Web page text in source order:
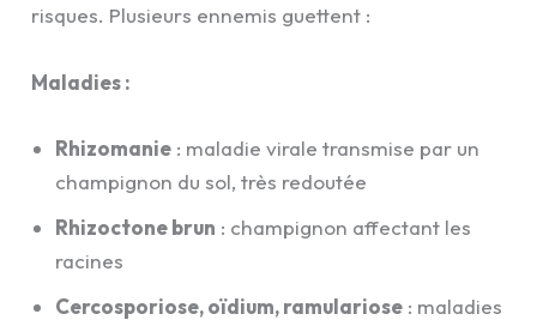
risques. Plusieurs ennemis guettent :
Maladies :
Rhizomanie : maladie virale transmise par un
champignon du sol, très redoutée
Rhizoctone brun : champignon affectant les
racines
Cercosporiose, oïdium, ramulariose : maladies